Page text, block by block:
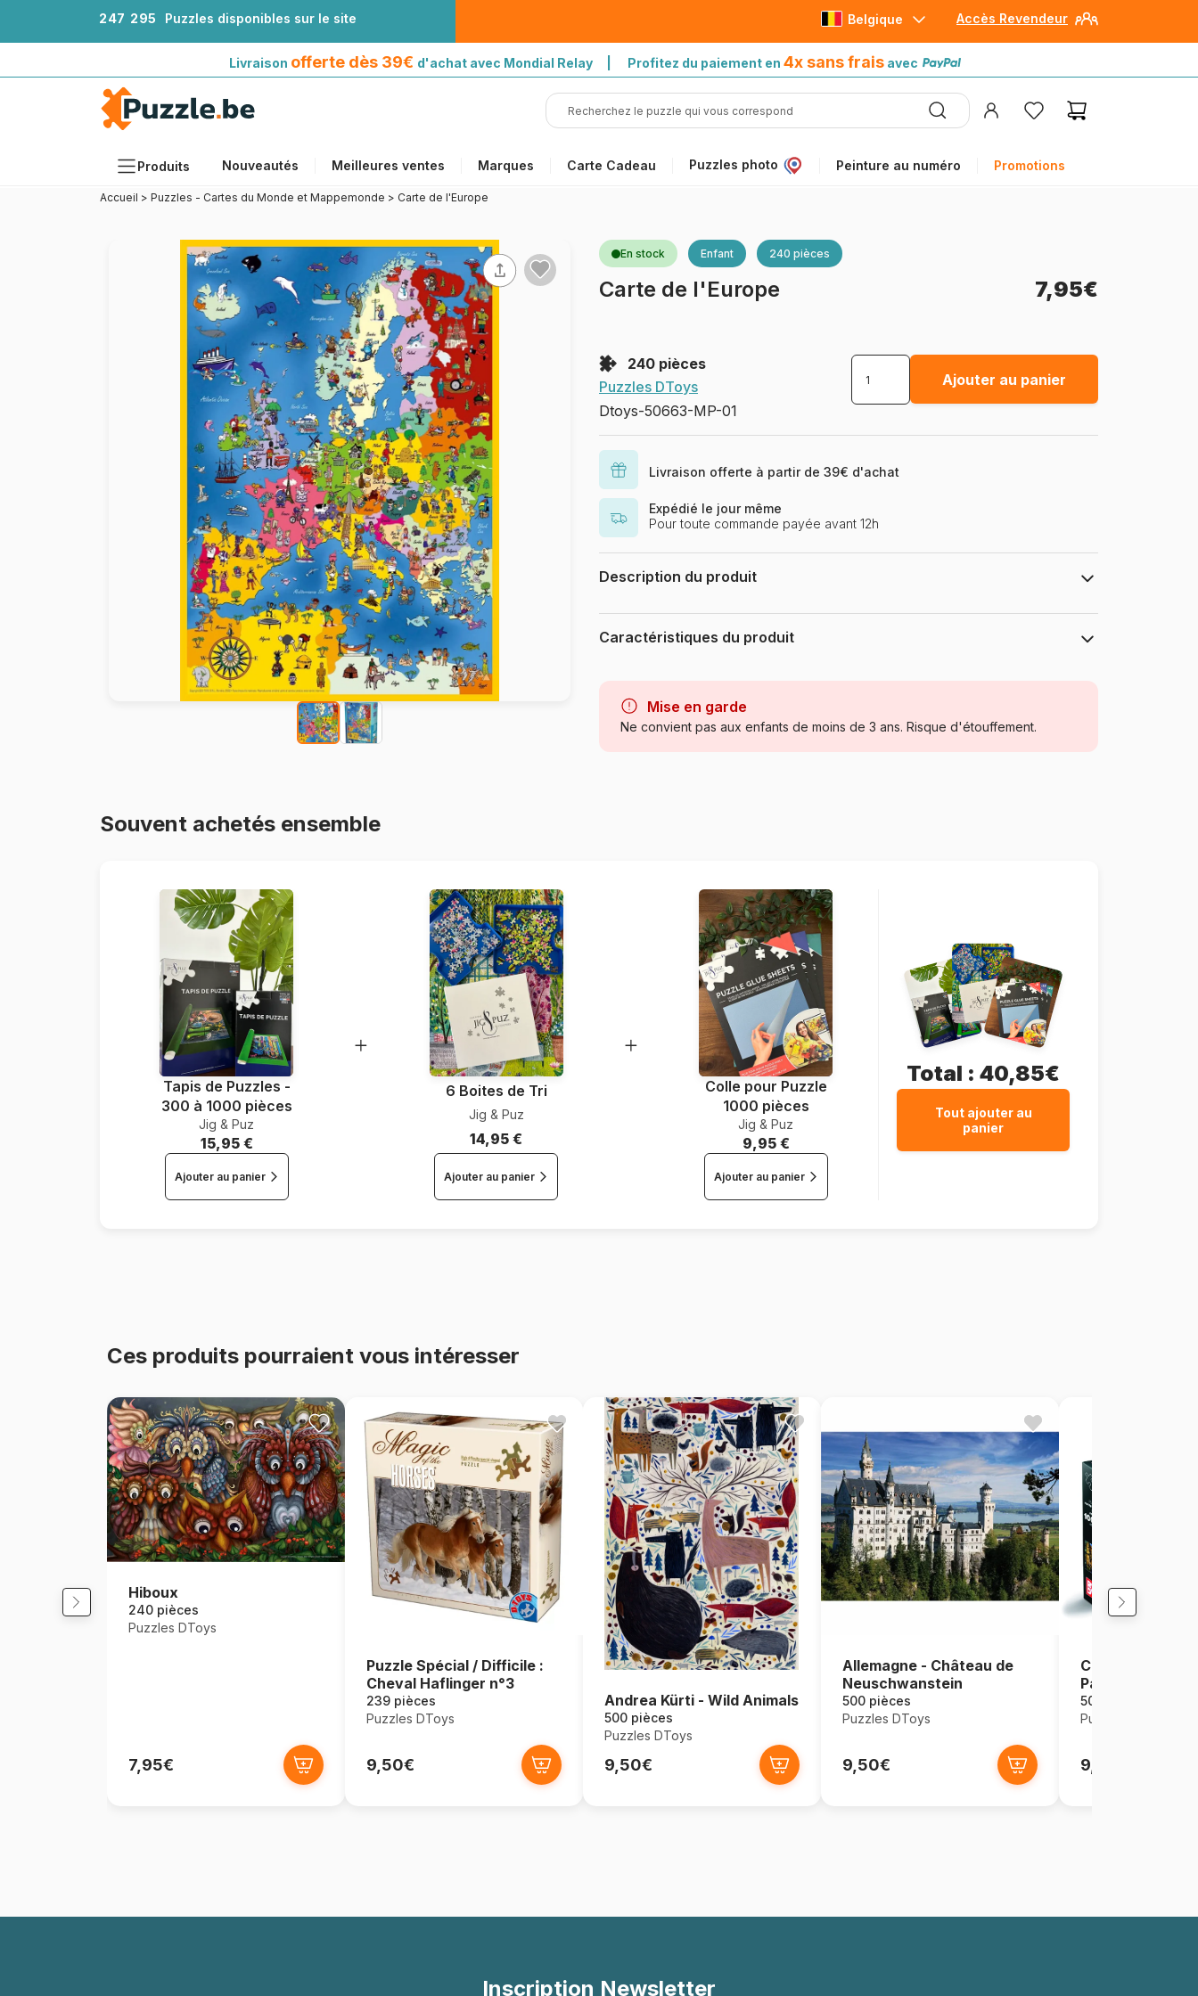
247 295 Puzzles disponibles sur le site Accès Revendeur
Belgique
Livraison offerte dès 39€ d'achat avec Mondial Relay | Profitez du paiement en 4x sans frais avec
Produits Nouveautés Meilleures ventes Marques Carte Cadeau Puzzles photo Peinture au numéro Promotions
Puzzles en bois
Peinture au numéro
Accueil > Puzzles - Cartes du Monde et Mappemonde > Carte de l'Europe
En stock Enfant 240 pièces
Carte de l'Europe 7,95€
240 pièces
Puzzles DToys
Dtoys-50663-MP-01
Ajouter au panier
Livraison offerte à partir de 39€ d'achat
Expédié le jour même
Pour toute commande payée avant 12h
Description du produit
.
Caractéristiques du produit
Catégorie
Mappemonde
Mise en garde
Ne convient pas aux enfants de moins de 3 ans. Risque d'étouffement.
Souvent achetés ensemble
Tapis de Puzzles -
300 à 1000 pièces
Jig & Puz
15,95 €
Ajouter au panier
6 Boites de Tri
Jig & Puz
14,95 €
Ajouter au panier
Colle pour Puzzle
1000 pièces
Jig & Puz
9,95 €
Ajouter au panier
Total : 40,85€
Tout ajouter au
panier
Ces produits pourraient vous intéresser
Hiboux
240 pièces
Puzzles DToys
7,95€
Puzzle Spécial / Difficile :
Cheval Haflinger n°3
239 pièces
Puzzles DToys
9,50€
Andrea Kürti - Wild Animals
500 pièces
Puzzles DToys
9,50€
Allemagne - Château de
Neuschwanstein
500 pièces
Puzzles DToys
9,50€
Cathédrale
Paris, France
500 pièces
Puzzles DToys
9,50€
Inscription Newsletter